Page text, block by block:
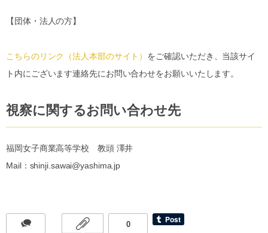
【団体・法人の方】
こちらのリンク（法人本部のサイト） をご確認いただき、当該サイ
ト内にございます連絡先にお問い合わせをお願いいたします。
視察に関するお問い合わせ先
福岡女子商業高等学校 教頭 澤井
Mail：shinji.sawai@yashima.jp
0